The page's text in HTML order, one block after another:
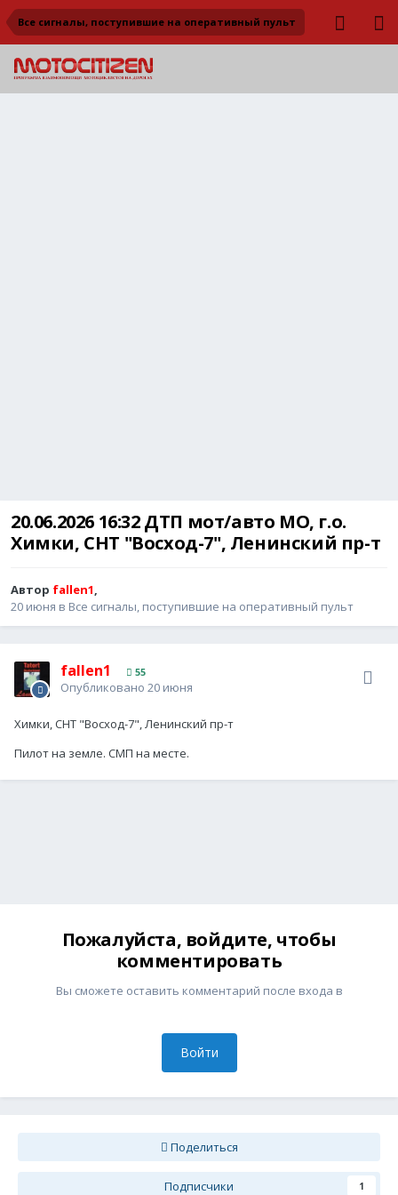
Все сигналы, поступившие на оперативный пульт
20.06.2026 16:32 ДТП мот/авто МО, г.о.
Химки, СНТ "Восход-7", Ленинский пр-т
Автор fallen1,
20 июня в Все сигналы, поступившие на оперативный пульт
fallen1 55
Опубликовано 20 июня
Химки, СНТ "Восход-7", Ленинский пр-т
Пилот на земле. СМП на месте.
Пожалуйста, войдите, чтобы
комментировать
Вы сможете оставить комментарий после входа в
Войти
Поделиться
Подписчики 1